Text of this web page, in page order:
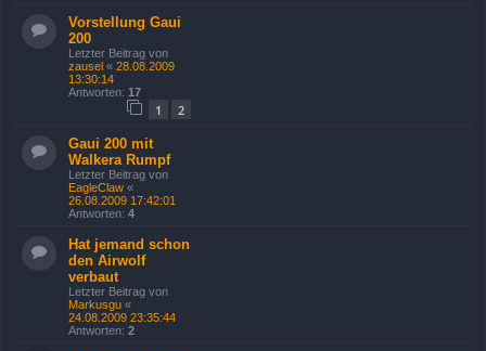
Vorstellung Gaui
200
Letzter Beitrag von
zausel « 28.08.2009
13:30:14
Antworten: 17
1 2
Gaui 200 mit
Walkera Rumpf
Letzter Beitrag von
EagleClaw «
26.08.2009 17:42:01
Antworten: 4
Hat jemand schon
den Airwolf
verbaut
Letzter Beitrag von
Markusgu «
24.08.2009 23:35:44
Antworten: 2